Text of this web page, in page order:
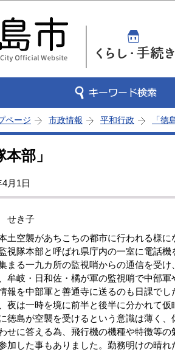
ページ 市政情報 平和行政 「
本部」
月1日
せき子
土空襲があちこちの都市に行われる様
視隊本部と呼ばれ県庁内の一室に電話
まる一九カ所の監視哨からの通信を受
牟岐・日和佐・橘が軍の監視哨で中部
報を中部軍と善通寺に送るのも日課で
夜は一時を境に前半と後半に分かれて
徳島が空襲を受けるという意識は薄く
せに答える為、飛行機の機種や特徴等
加した事もありました。勤務明けの晴